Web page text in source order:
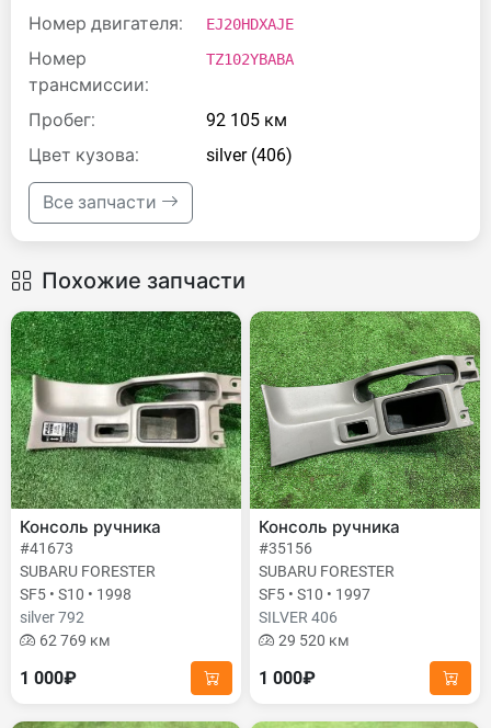
Номер двигателя:
EJ20HDXAJE
Номер
трансмиссии:
TZ102YBABA
Пробег:
92 105 км
Цвет кузова:
silver (406)
Все запчасти
Похожие запчасти
Консоль ручника
#41673
SUBARU FORESTER
SF5 • S10 • 1998
silver 792
62 769 км
1 000₽
Консоль ручника
#35156
SUBARU FORESTER
SF5 • S10 • 1997
SILVER 406
29 520 км
1 000₽